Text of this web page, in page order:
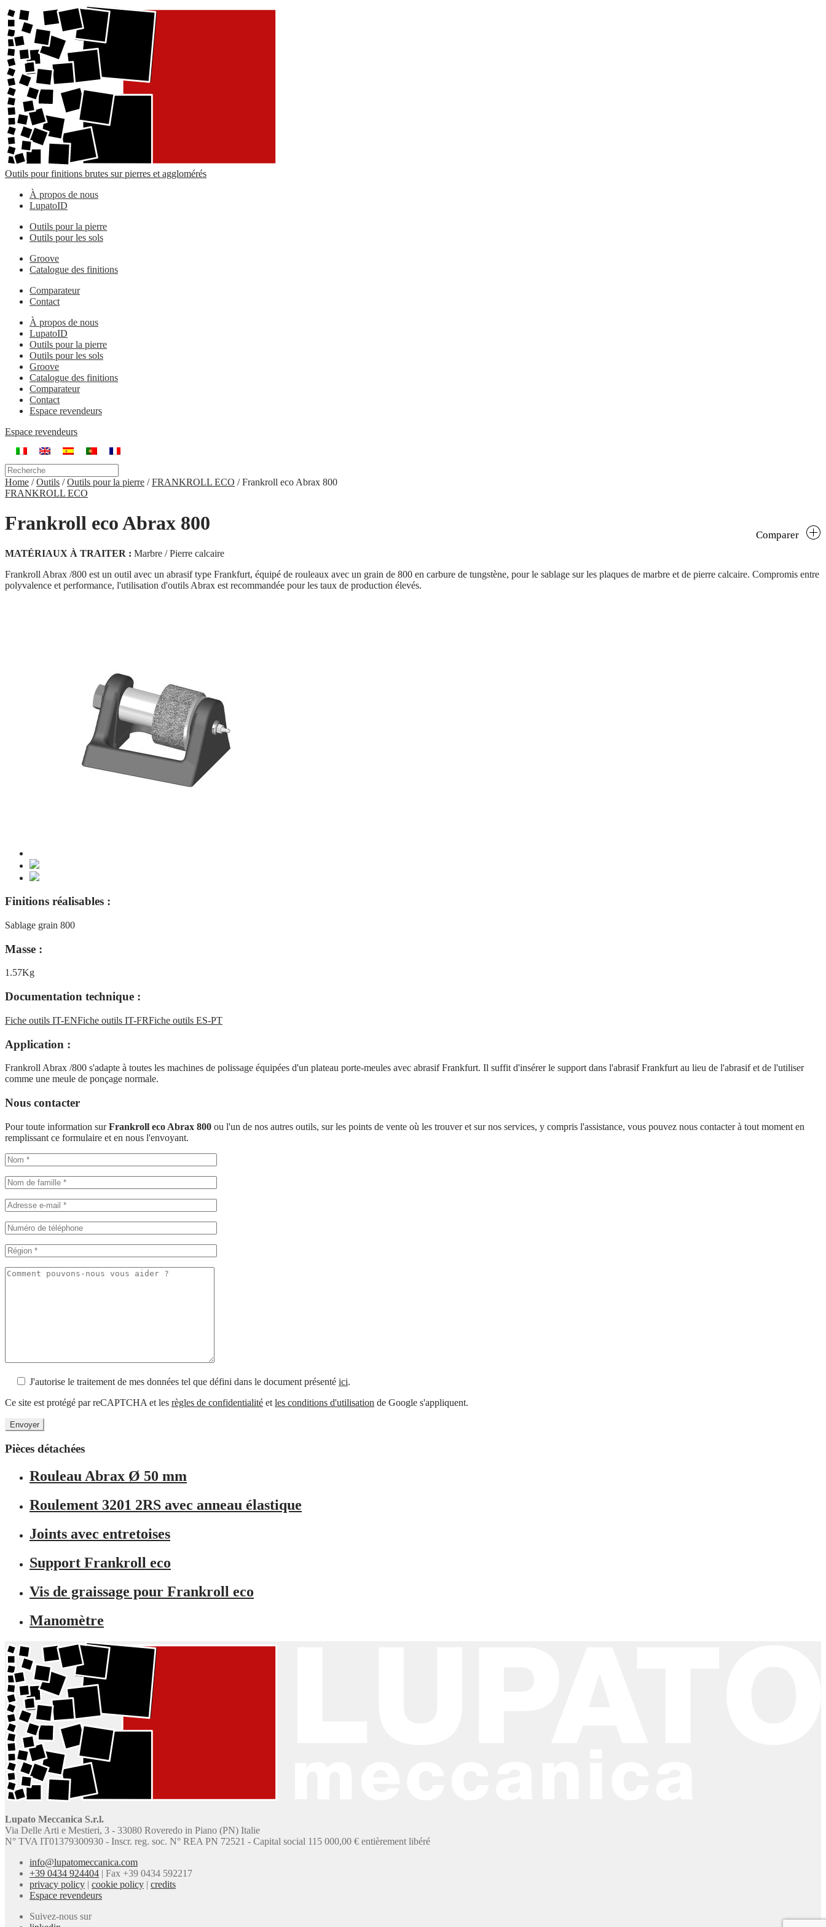
Outils pour finitions brutes sur pierres et agglomérés
À propos de nous
LupatoID
Outils pour la pierre
Outils pour les sols
Groove
Catalogue des finitions
Comparateur
Contact
À propos de nous
LupatoID
Outils pour la pierre
Outils pour les sols
Groove
Catalogue des finitions
Comparateur
Contact
Espace revendeurs
Espace revendeurs
Home /Outils /Outils pour la pierre /FRANKROLL ECO /Frankroll eco Abrax 800
FRANKROLL ECO
Frankroll eco Abrax 800
Comparer
MATÉRIAUX À TRAITER : Marbre / Pierre calcaire
Frankroll Abrax /800 est un outil avec un abrasif type Frankfurt, équipé de rouleaux avec un grain de 800 en carbure de tungstène, pour le sablage sur les plaques de marbre et de pierre calcaire. Compromis entre
polyvalence et performance, l'utilisation d'outils Abrax est recommandée pour les taux de production élevés.
Finitions réalisables :
Sablage grain 800
Masse :
1.57Kg
Documentation technique :
Fiche outils IT-ENFiche outils IT-FRFiche outils ES-PT
Application :
Frankroll Abrax /800 s'adapte à toutes les machines de polissage équipées d'un plateau porte-meules avec abrasif Frankfurt. Il suffit d'insérer le support dans l'abrasif Frankfurt au lieu de l'abrasif et de l'utiliser
comme une meule de ponçage normale.
Nous contacter
Pour toute information surFrankroll eco Abrax 800 ou l'un de nos autres outils, sur les points de vente où les trouver et sur nos services, y compris l'assistance, vous pouvez nous contacter à tout moment en
remplissant ce formulaire et en nous l'envoyant.
J'autorise le traitement de mes données tel que défini dans le document présenté ici.
Ce site est protégé par reCAPTCHA et les règles de confidentialité et les conditions d'utilisation de Google s'appliquent.
Pièces détachées
Rouleau Abrax Ø 50 mm
Roulement 3201 2RS avec anneau élastique
Joints avec entretoises
Support Frankroll eco
Vis de graissage pour Frankroll eco
Manomètre
Lupato Meccanica S.r.l.
Via Delle Arti e Mestieri, 3 - 33080 Roveredo in Piano (PN) Italie
N° TVA IT01379300930 - Inscr. reg. soc. N° REA PN 72521 - Capital social 115 000,00 € entièrement libéré
info@lupatomeccanica.com
+39 0434 924404 | Fax +39 0434 592217
privacy policy | cookie policy | credits
Espace revendeurs
Suivez-nous sur